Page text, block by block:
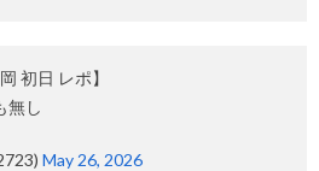
初日 レポ】
無し
May 26, 2026